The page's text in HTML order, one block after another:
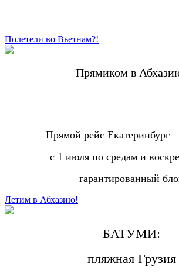
Полетели во Вьетнам?!
Прямиком в
Прямой рейс Екатеринбург
с 1 июля по средам и
гарантированный
Летим в Абхазию!
БАТУМИ:
пляжная Грузия